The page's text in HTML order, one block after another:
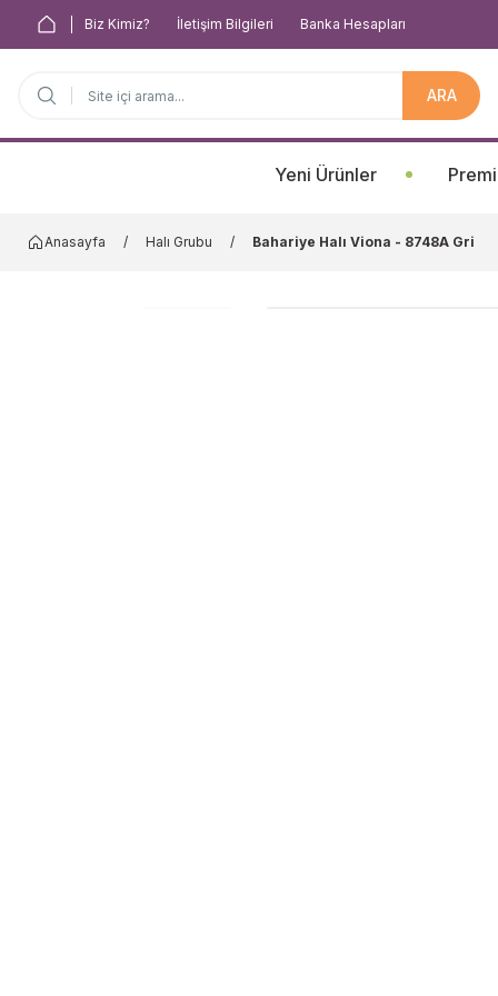
Biz Kimiz? İletişim Bilgileri Banka Hesapları
ARA
Yeni Ürünler
Anasayfa Halı Grubu Bahariye Halı Viona - 8748A Gri